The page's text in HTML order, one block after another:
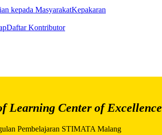
kepada MasyarakatKepakaran
Daftar Kontributor
Learning Center of Excellence
Pembelajaran STIMATA Malang